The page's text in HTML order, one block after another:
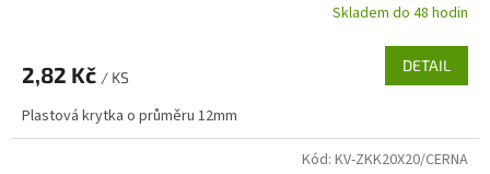
Skladem do 48 hodin
2,82 Kč / KS
DETAIL
Plastová krytka o průměru 12mm
Kód: KV-ZKK20X20/CERNA